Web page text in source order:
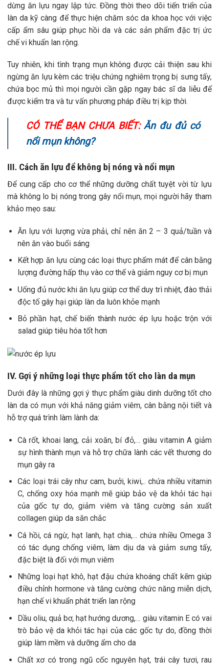
dừng ăn lựu ngay lập tức. Đồng thời theo dõi tiến triển của
làn da kỹ càng để thực hiện chăm sóc da khoa học với việc
cấp ẩm sâu giúp phục hồi da và các sản phẩm đặc trị ức
chế vi khuẩn lan rộng.
Tuy nhiên, khi tình trạng mụn không được cải thiện sau khi
ngừng ăn lựu kèm các triệu chứng nghiêm trọng bị sưng tấy,
chứa bọc mủ thì mọi người cần gặp ngay bác sĩ da liễu để
được kiểm tra và tư vấn phương pháp điều trị kịp thời.
CÓ THỂ BẠN CHƯA BIẾT: Ăn đu đủ có
nổi mụn không?
III. Cách ăn lựu để không bị nóng và nổi mụn
Để cung cấp cho cơ thể những dưỡng chất tuyệt vời từ lựu
mà không lo bị nóng trong gây nổi mụn, mọi người hãy tham
khảo mẹo sau:
Ăn lựu với lượng vừa phải, chỉ nên ăn 2 – 3 quả/tuần và
nên ăn vào buổi sáng
Kết hợp ăn lựu cùng các loại thực phẩm mát để cân bằng
lượng đường hấp thụ vào cơ thể và giảm nguy cơ bị mụn
Uống đủ nước khi ăn lựu giúp cơ thể duy trì nhiệt, đào thải
độc tố gây hại giúp làn da luôn khỏe mạnh
Bỏ phần hạt, chế biến thành nước ép lựu hoặc trộn với
salad giúp tiêu hóa tốt hơn
IV. Gợi ý những loại thực phẩm tốt cho làn da mụn
Dưới đây là những gợi ý thực phẩm giàu dinh dưỡng tốt cho
làn da có mụn với khả năng giảm viêm, cân bằng nội tiết và
hỗ trợ quá trình làm lành da:
Cà rốt, khoai lang, cải xoăn, bí đỏ,… giàu vitamin A giảm
sự hình thành mụn và hỗ trợ chữa lành các vết thương do
mụn gây ra
Các loại trái cây như cam, bưởi, kiwi,.. chứa nhiều vitamin
C, chống oxy hóa mạnh mẽ giúp bảo vệ da khỏi tác hại
của gốc tự do, giảm viêm và tăng cường sản xuất
collagen giúp da săn chắc
Cá hồi, cá ngừ, hạt lanh, hạt chia,… chứa nhiều Omega 3
có tác dụng chống viêm, làm dịu da và giảm sưng tấy,
đặc biệt là đối với mụn viêm
Những loại hạt khô, hạt đậu chứa khoáng chất kẽm giúp
điều chỉnh hormone và tăng cường chức năng miễn dịch,
hạn chế vi khuẩn phát triển lan rộng
Dầu oliu, quả bơ, hạt hướng dương,… giàu vitamin E có vai
trò bảo vệ da khỏi tác hại của các gốc tự do, đồng thời
giúp làm mềm và dưỡng ẩm cho da
Chất xơ có trong ngũ cốc nguyên hạt, trái cây tươi, rau